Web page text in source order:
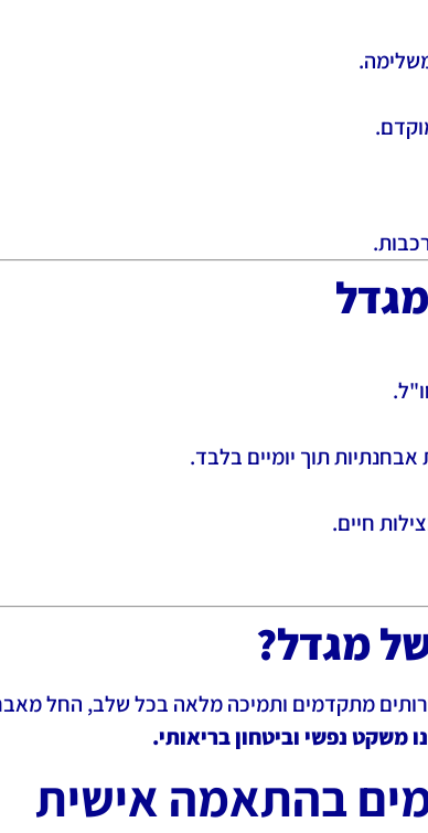
חיים.
מגדל?
מתקדמים ותמיכה מלאה בכל שלב, החל
משקט נפשי וביטחון בריאותי.
בהתאמה אישית